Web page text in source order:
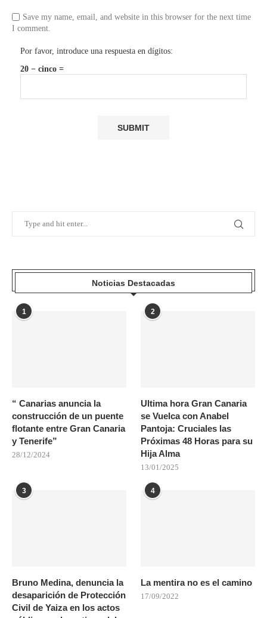
Save my name, email, and website in this browser for the next time
I comment.
Por favor, introduce una respuesta en dígitos:
20 − cinco =
Noticias Destacadas
1
“ Canarias anuncia la
construcción de un puente
flotante entre Gran Canaria
y Tenerife”
28/12/2024
2
Ultima hora Gran Canaria
se Vuelca con Anabel
Pantoja: Cruciales las
Próximas 48 Horas para su
Hija Alma
13/01/2025
3
Bruno Medina, denuncia la
desaparición de Protección
Civil de Yaiza en los actos
4
La mentira no es el camino
17/09/2022